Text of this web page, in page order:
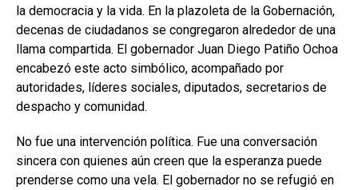
la democracia y la vida. En la plazoleta de la Gobernación,
decenas de ciudadanos se congregaron alrededor de una
llama compartida. El gobernador Juan Diego Patiño Ochoa
encabezó este acto simbólico, acompañado por
autoridades, líderes sociales, diputados, secretarios de
despacho y comunidad.
No fue una intervención política. Fue una conversación
sincera con quienes aún creen que la esperanza puede
prenderse como una vela. El gobernador no se refugió en